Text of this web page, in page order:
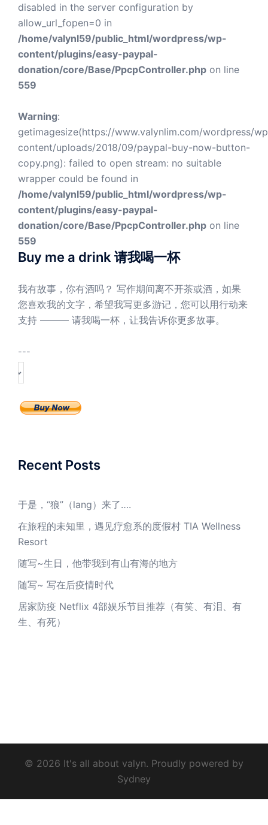
disabled in the server configuration by
allow_url_fopen=0 in
/home/valynl59/public_html/wordpress/wp-
content/plugins/easy-paypal-
donation/core/Base/PpcpController.php on line
559
Warning:
getimagesize(https://www.valynlim.com/wordpress/
content/uploads/2018/09/paypal-buy-now-button-
copy.png): failed to open stream: no suitable
wrapper could be found in
/home/valynl59/public_html/wordpress/wp-
content/plugins/easy-paypal-
donation/core/Base/PpcpController.php on line
559
Buy me a drink 请我喝一杯
我有故事，你有酒吗？ 写作期间离不开茶或酒，如果
您喜欢我的文字，希望我写更多游记，您可以用行动来
支持 ——— 请我喝一杯，让我告诉你更多故事。
---
Recent Posts
于是，“狼”（lang）来了….
在旅程的未知里，遇见疗愈系的度假村 TIA Wellness
Resort
随写~生日，他带我到有山有海的地方
随写~ 写在后疫情时代
居家防疫 Netflix 4部娱乐节目推荐（有笑、有泪、有
生、有死）
© 2026 It's all about valyn. Proudly powered by
Sydney